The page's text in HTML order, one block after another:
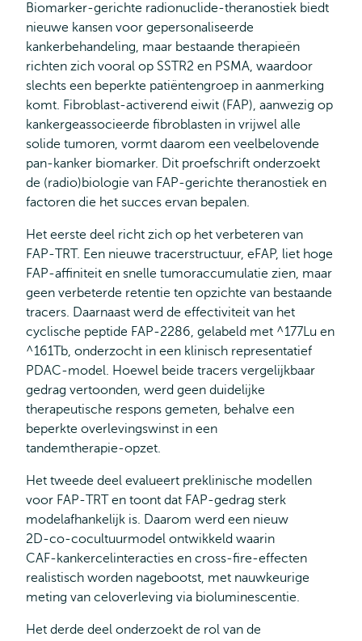
Biomarker‑gerichte radionuclide‑theranostiek biedt
nieuwe kansen voor gepersonaliseerde
kankerbehandeling, maar bestaande therapieën
richten zich vooral op SSTR2 en PSMA, waardoor
slechts een beperkte patiëntengroep in aanmerking
komt. Fibroblast‑activerend eiwit (FAP), aanwezig op
kankergeassocieerde fibroblasten in vrijwel alle
solide tumoren, vormt daarom een veelbelovende
pan‑kanker biomarker. Dit proefschrift onderzoekt
de (radio)biologie van FAP‑gerichte theranostiek en
factoren die het succes ervan bepalen.
Het eerste deel richt zich op het verbeteren van
FAP‑TRT. Een nieuwe tracerstructuur, eFAP, liet hoge
FAP‑affiniteit en snelle tumoraccumulatie zien, maar
geen verbeterde retentie ten opzichte van bestaande
tracers. Daarnaast werd de effectiviteit van het
cyclische peptide FAP‑2286, gelabeld met ^177Lu en
^161Tb, onderzocht in een klinisch representatief
PDAC‑model. Hoewel beide tracers vergelijkbaar
gedrag vertoonden, werd geen duidelijke
therapeutische respons gemeten, behalve een
beperkte overlevingswinst in een
tandemtherapie‑opzet.
Het tweede deel evalueert preklinische modellen
voor FAP‑TRT en toont dat FAP‑gedrag sterk
modelafhankelijk is. Daarom werd een nieuw
2D‑co‑cocultuurmodel ontwikkeld waarin
CAF‑kankercelinteracties en cross‑fire‑effecten
realistisch worden nagebootst, met nauwkeurige
meting van celoverleving via bioluminescentie.
Het derde deel onderzoekt de rol van de